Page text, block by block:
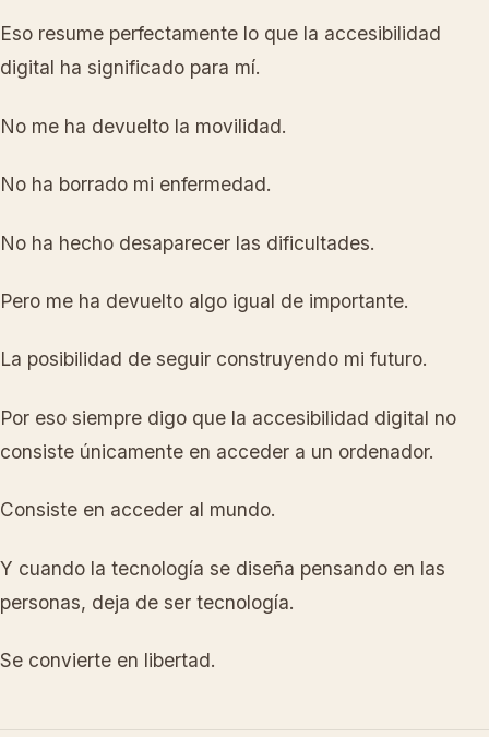
Eso resume perfectamente lo que la accesibilidad
digital ha significado para mí.
No me ha devuelto la movilidad.
No ha borrado mi enfermedad.
No ha hecho desaparecer las dificultades.
Pero me ha devuelto algo igual de importante.
La posibilidad de seguir construyendo mi futuro.
Por eso siempre digo que la accesibilidad digital no
consiste únicamente en acceder a un ordenador.
Consiste en acceder al mundo.
Y cuando la tecnología se diseña pensando en las
personas, deja de ser tecnología.
Se convierte en libertad.